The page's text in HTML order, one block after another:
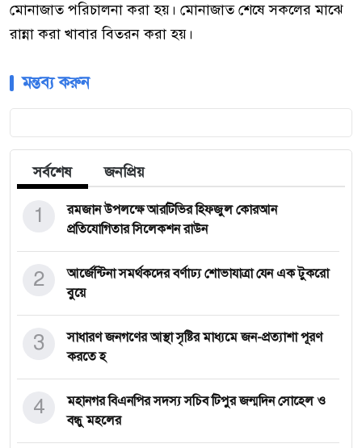
মোনাজাত পরিচালনা করা হয়। মোনাজাত শেষে সকলের মাঝে
রান্না করা খাবার বিতরন করা হয়।
মন্তব্য করুন
সর্বশেষ জনপ্রিয়
রমজান উপলক্ষে আরটিভির হিফজুল কোরআন
প্রতিযোগিতার সিলেকশন রাউন
1
আর্জেন্টিনা সমর্থকদের বর্ণাঢ্য শোভাযাত্রা যেন এক টুকরো
বুয়ে
2
সাধারণ জনগণের আস্থা সৃষ্টির মাধ্যমে জন-প্রত্যাশা পূরণ
করতে হ
3
মহানগর বিএনপির সদস্য সচিব টিপুর জন্মদিন সোহেল ও
বন্ধু মহলের
4